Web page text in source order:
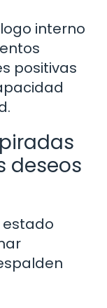
interno
positivas
deseos